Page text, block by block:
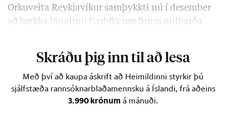
Orkuveita Reykjavíkur samþykkti nú í desember
að hækka lánalínu Carbfix um fimm milljarða
Skráðu þig inn til að lesa
Með því að kaupa áskrift að Heimildinni styrkir þú
sjálfstæða rannsóknarblaðamennsku á Íslandi, frá aðeins
3.990 krónum á mánuði.